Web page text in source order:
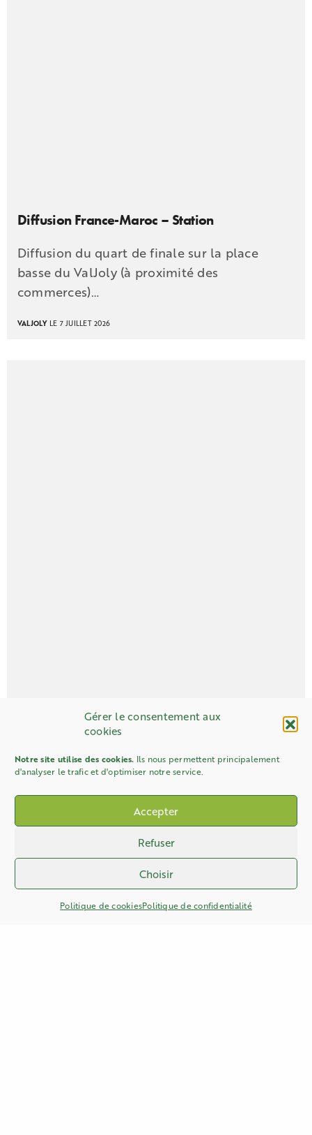
Gérer le consentement aux
cookies
Notre site utilise des cookies. Ils nous permettent principalement
d'analyser le trafic et d'optimiser notre service.
Accepter
Refuser
Choisir
Politique de cookiesPolitique de confidentialité
Diffusion France-Maroc – Station
Diffusion du quart de finale sur la place
basse du ValJoly (à proximité des
commerces)…
VALJOLYLE 7 JUILLET 2026